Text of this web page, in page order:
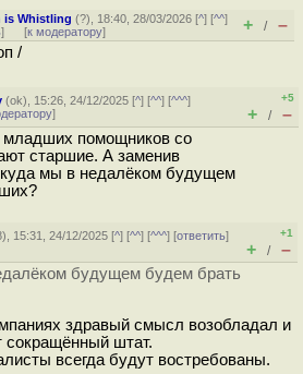
is Whistling (?), 18:40, 28/03/2026 [^] [^^]
] [к модератору] + / –
/
(ok), 15:26, 24/12/2025 [^] [^^] [^^^]
]
+5
+ / –
младших помощников со
старшие. А заменив
мы в недалёком будущем
), 15:31, 24/12/2025 [^] [^^] [^^^] [ответить]
+1
+ / –
будущем будем брать
здравый смысл возобладал и
сокращённый штат.
всегда будут востребованы.